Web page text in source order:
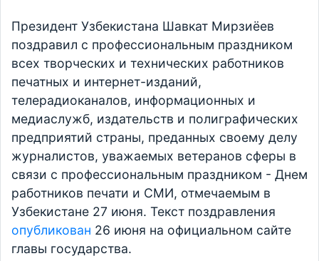
Президент Узбекистана Шавкат Мирзиёев
поздравил с профессиональным праздником
всех творческих и технических работников
печатных и интернет-изданий,
телерадиоканалов, информационных и
медиаслужб, издательств и полиграфических
предприятий страны, преданных своему делу
журналистов, уважаемых ветеранов сферы в
связи с профессиональным праздником - Днем
работников печати и СМИ, отмечаемым в
Узбекистане 27 июня. Текст поздравления
опубликован 26 июня на официальном сайте
главы государства.